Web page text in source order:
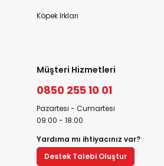
Köpek Irkları
Müşteri Hizmetleri
0850 255 10 01
Pazartesi - Cumartesi
09:00 - 18:00
Yardıma mı ihtiyacınız var?
Destek Talebi Oluştur